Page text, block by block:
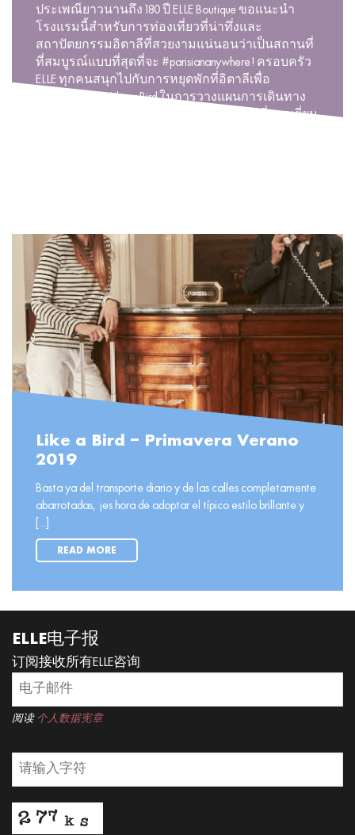
ประเพณียาวนานถึง 180 ปี ELLE Boutique ขอแนะนำ
โรงแรมนี้สำหรับการท่องเที่ยวที่น่าทึ่งและ
สถาปัตยกรรมอิตาลีที่สวยงามแน่นอนว่าเป็นสถานที่
ที่สมบูรณ์แบบที่สุดที่จะ #parisiananywhere! ครอบครัว
ELLE ทุกคนสนุกไปกับการหยุดพักที่อิตาลีเพื่อ
แคมเปญ SS19 Like a Bird ในการวางแผนการเดินทาง
ช่วงฤดูร้อนของคุณไปยังอิตาลีในโรงแรมที่ยอดเยี่ยม
Like a Bird – Primavera Verano
2019
Basta ya del transporte diario y de las calles completamente
abarrotadas, ¡es hora de adoptar el típico estilo brillante y
[...]
READ MORE
ELLE电子报
订阅接收所有ELLE咨询
阅读 个人数据宪章